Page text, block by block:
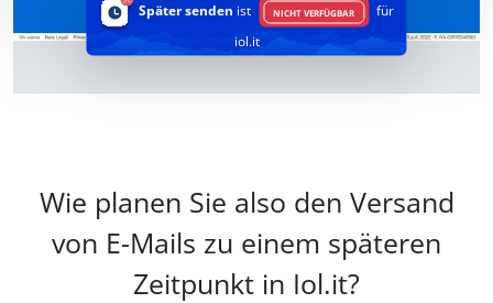
Später senden ist NICHT VERFÜGBAR
für
iol.it
Wie planen Sie also den Versand
von E-Mails zu einem späteren
Zeitpunkt in Iol.it?